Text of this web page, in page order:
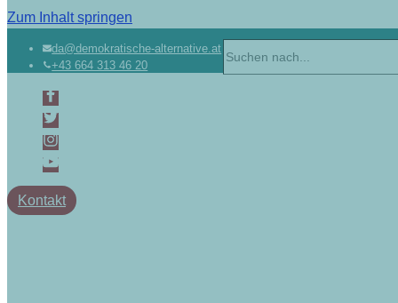
Zum Inhalt springen
da@demokratische-alternative.at
+43 664 313 46 20
Kontakt